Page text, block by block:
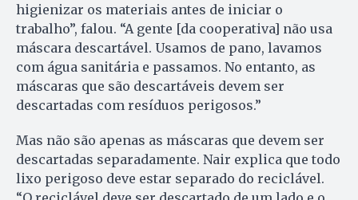
higienizar os materiais antes de iniciar o
trabalho”, falou. “A gente [da cooperativa] não usa
máscara descartável. Usamos de pano, lavamos
com água sanitária e passamos. No entanto, as
máscaras que são descartáveis devem ser
descartadas com resíduos perigosos.”
Mas não são apenas as máscaras que devem ser
descartadas separadamente. Nair explica que todo
lixo perigoso deve estar separado do reciclável.